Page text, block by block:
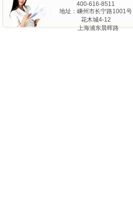
400-616-8511
地址：嵊州市长宁路1001号
花木城4-12
上海浦东晨晖路